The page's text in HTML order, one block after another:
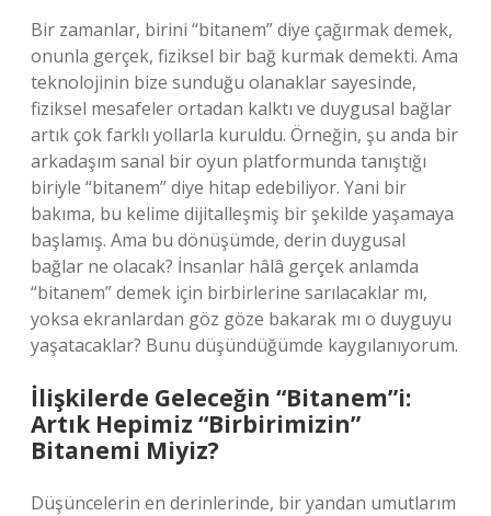
Bir zamanlar, birini “bitanem” diye çağırmak demek,
onunla gerçek, fiziksel bir bağ kurmak demekti. Ama
teknolojinin bize sunduğu olanaklar sayesinde,
fiziksel mesafeler ortadan kalktı ve duygusal bağlar
artık çok farklı yollarla kuruldu. Örneğin, şu anda bir
arkadaşım sanal bir oyun platformunda tanıştığı
biriyle “bitanem” diye hitap edebiliyor. Yani bir
bakıma, bu kelime dijitalleşmiş bir şekilde yaşamaya
başlamış. Ama bu dönüşümde, derin duygusal
bağlar ne olacak? İnsanlar hâlâ gerçek anlamda
“bitanem” demek için birbirlerine sarılacaklar mı,
yoksa ekranlardan göz göze bakarak mı o duyguyu
yaşatacaklar? Bunu düşündüğümde kaygılanıyorum.
İlişkilerde Geleceğin “Bitanem”i:
Artık Hepimiz “Birbirimizin”
Bitanemi Miyiz?
Düşüncelerin en derinlerinde, bir yandan umutlarım